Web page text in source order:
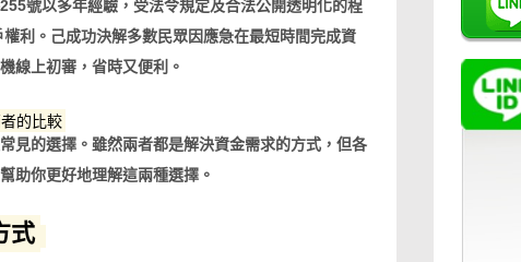
號以多年經驗，受法令規定及合法公開透明化的程
利。己成功決解多數民眾因應急在最短時間完成資
線上初審，省時又便利。
的比較
見的選擇。雖然兩者都是解決資金需求的方式，但各
助你更好地理解這兩種選擇。
式